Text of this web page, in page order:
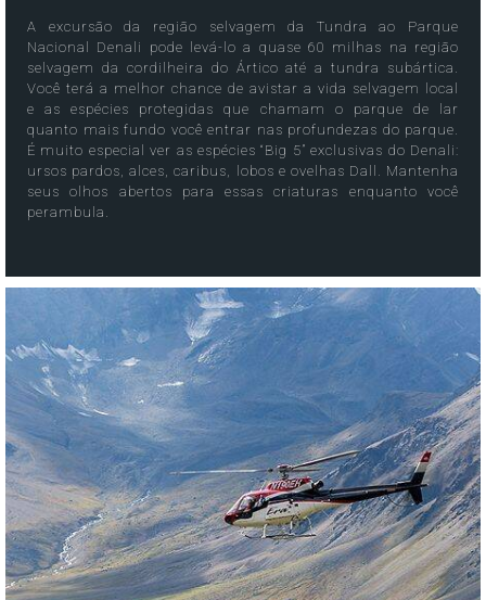
A excursão da região selvagem da Tundra ao Parque
Nacional Denali pode levá-lo a quase 60 milhas na região
selvagem da cordilheira do Ártico até a tundra subártica.
Você terá a melhor chance de avistar a vida selvagem local
e as espécies protegidas que chamam o parque de lar
quanto mais fundo você entrar nas profundezas do parque.
É muito especial ver as espécies “Big 5” exclusivas do Denali:
ursos pardos, alces, caribus, lobos e ovelhas Dall. Mantenha
seus olhos abertos para essas criaturas enquanto você
perambula.